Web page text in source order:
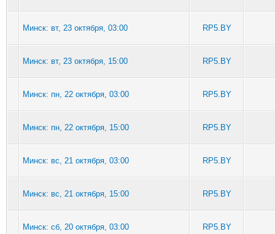
Минск: вт, 23 октября, 03:00 RP5.BY
Минск: вт, 23 октября, 15:00 RP5.BY
Минск: пн, 22 октября, 03:00 RP5.BY
Минск: пн, 22 октября, 15:00 RP5.BY
Минск: вс, 21 октября, 03:00 RP5.BY
Минск: вс, 21 октября, 15:00 RP5.BY
Минск: сб, 20 октября, 03:00 RP5.BY